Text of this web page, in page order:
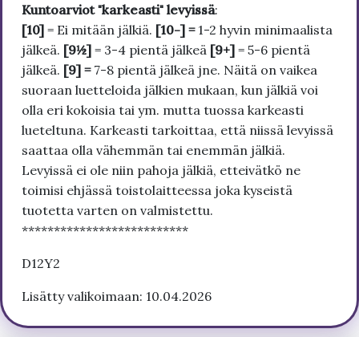
Kuntoarviot "karkeasti" levyissä:
[10] = Ei mitään jälkiä. [10-] = 1-2 hyvin minimaalista
jälkeä. [9½] = 3-4 pientä jälkeä [9+] = 5-6 pientä
jälkeä. [9] = 7-8 pientä jälkeä jne. Näitä on vaikea
suoraan luetteloida jälkien mukaan, kun jälkiä voi
olla eri kokoisia tai ym. mutta tuossa karkeasti
lueteltuna. Karkeasti tarkoittaa, että niissä levyissä
saattaa olla vähemmän tai enemmän jälkiä.
Levyissä ei ole niin pahoja jälkiä, etteivätkö ne
toimisi ehjässä toistolaitteessa joka kyseistä
tuotetta varten on valmistettu.
**************************
D12Y2
Lisätty valikoimaan: 10.04.2026